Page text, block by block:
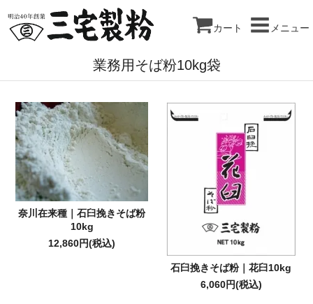
メニュー
カート
業務用そば粉10kg袋
奈川在来種｜石臼挽きそば粉
10kg
12,860円(税込)
石臼挽きそば粉｜花臼10kg
6,060円(税込)